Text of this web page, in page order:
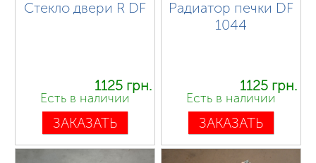
Стекло двери R DF
1125 грн.
Есть в наличии
ЗАКАЗАТЬ
Радиатор печки DF
1044
1125 грн.
Есть в наличии
ЗАКАЗАТЬ